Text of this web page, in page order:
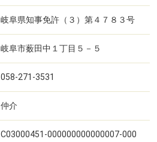
岐阜県知事免許（３）第４７８３号
岐阜市薮田中１丁目５－５
058-271-3531
仲介
C03000451-000000000000007-000